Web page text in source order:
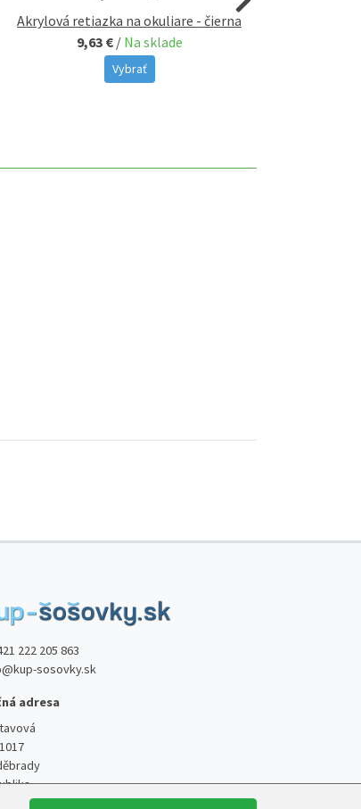
Akrylová retiazka na okuliare - čierna
9,63 € / Na sklade
Vybrať
222 205 863
sosovky.sk
adresa